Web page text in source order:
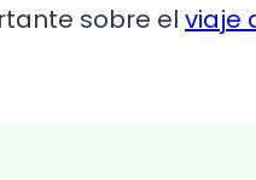
sobre el viaje